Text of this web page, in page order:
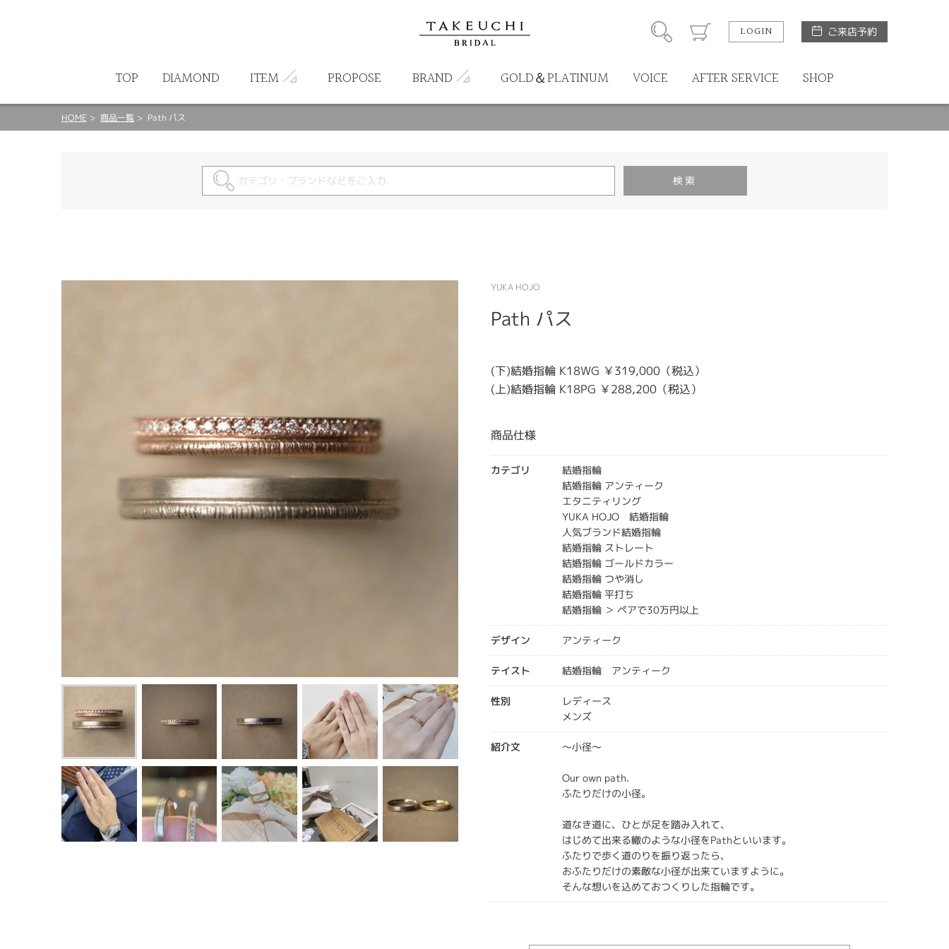
LOGIN ご来店予約
TOP DIAMOND ITEM PROPOSE BRAND GOLD＆PLATINUM VOICE AFTER SERVICE SHOP
HOME 商品一覧 Path パス
YUKA HOJO
Path パス
(下)結婚指輪 K18WG ￥319,000（税込）
(上)結婚指輪 K18PG ￥288,200（税込）
商品仕様
カテゴリ
結婚指輪
結婚指輪 アンティーク
エタニティリング
YUKA HOJO 結婚指輪
人気ブランド結婚指輪
結婚指輪 ストレート
結婚指輪 ゴールドカラー
結婚指輪 つや消し
結婚指輪 平打ち
結婚指輪 ＞ ペアで30万円以上
デザイン アンティーク
テイスト 結婚指輪 アンティーク
性別
レディース
メンズ
紹介文 〜小径〜
Our own path.
ふたりだけの小径。
道なき道に、ひとが足を踏み入れて、
はじめて出来る轍のような小径をPathといいます。
ふたりで歩く道のりを振り返ったら、
おふたりだけの素敵な小径が出来ていますように。
そんな想いを込めておつくりした指輪です。